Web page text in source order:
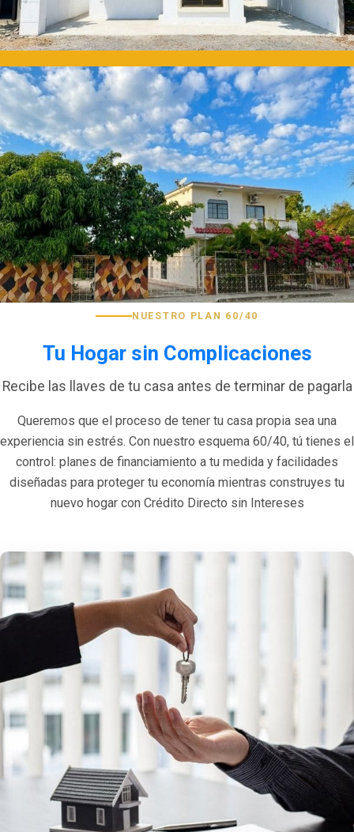
NUESTRO PLAN 60/40
Tu Hogar sin Complicaciones
Recibe las llaves de tu casa antes de terminar de pagarla
Queremos que el proceso de tener tu casa propia sea una
experiencia sin estrés. Con nuestro esquema 60/40, tú tienes el
control: planes de financiamiento a tu medida y facilidades
diseñadas para proteger tu economía mientras construyes tu
nuevo hogar con Crédito Directo sin Intereses